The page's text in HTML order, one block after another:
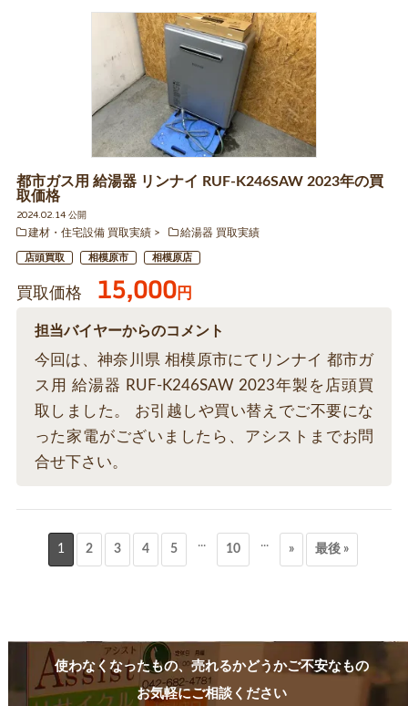
都市ガス用 給湯器 リンナイ RUF-K246SAW 2023年の買
取価格
2024.02.14 公開
建材・住宅設備 買取実績
給湯器 買取実績
店頭買取 相模原市 相模原店
買取価格 15,000円
担当バイヤーからのコメント
今回は、神奈川県 相模原市にてリンナイ 都市ガ
ス用 給湯器 RUF-K246SAW 2023年製を店頭買
取しました。 お引越しや買い替えでご不要にな
った家電がございましたら、アシストまでお問
合せ下さい。
1 2 3 4 5 ... 10 ... » 最後 »
使わなくなったもの、売れるかどうかご不安なもの
お気軽にご相談ください